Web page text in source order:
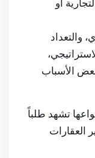
أو
والتعداد
بعض الأسباب
تشهد طلباً
العقارات